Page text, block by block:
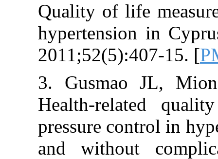
Quality of life
hypertension
3. Gusmao
Health-
pressure
and without